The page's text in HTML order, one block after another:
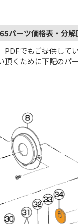
パーツ価格表・分解
でもご提供してい
頂くために下記のパ